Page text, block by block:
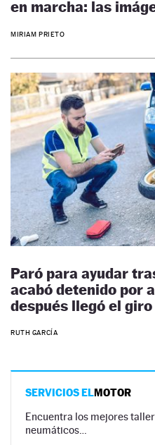
en marcha: las
MIRIAM PRIETO
Paró para ayudar
acabó detenido por
después llegó el
RUTH GARCÍA
SERVICIOS ELMOTOR
Encuentra los mejores
neumáticos…